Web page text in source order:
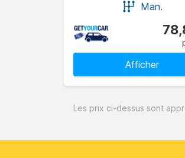
Man.
Afficher
Les prix ci-dessus sont